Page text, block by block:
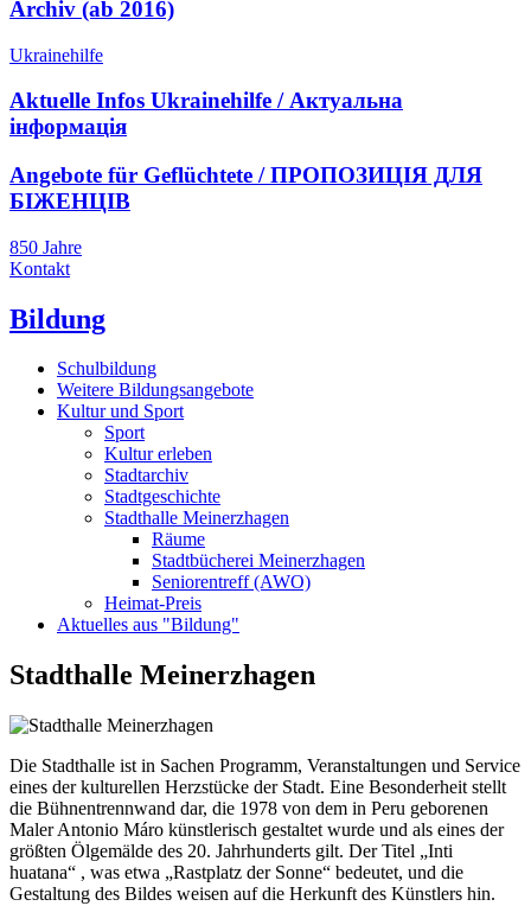
Archiv (ab 2016)
Ukrainehilfe
Aktuelle Infos Ukrainehilfe / Актуальна
інформація
Angebote für Geflüchtete / ПРОПОЗИЦІЯ ДЛЯ
БІЖЕНЦІВ
850 Jahre
Kontakt
Bildung
Schulbildung
Weitere Bildungsangebote
Kultur und Sport
Sport
Kultur erleben
Stadtarchiv
Stadtgeschichte
Stadthalle Meinerzhagen
Räume
Stadtbücherei Meinerzhagen
Seniorentreff (AWO)
Heimat-Preis
Aktuelles aus "Bildung"
Stadthalle Meinerzhagen
Die Stadthalle ist in Sachen Programm, Veranstaltungen und Service
eines der kulturellen Herzstücke der Stadt. Eine Besonderheit stellt
die Bühnentrennwand dar, die 1978 von dem in Peru geborenen
Maler Antonio Máro künstlerisch gestaltet wurde und als eines der
größten Ölgemälde des 20. Jahrhunderts gilt. Der Titel „Inti
huatana“ , was etwa „Rastplatz der Sonne“ bedeutet, und die
Gestaltung des Bildes weisen auf die Herkunft des Künstlers hin.